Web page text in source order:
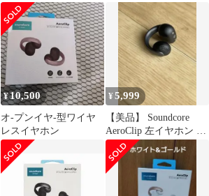
プ付きアンカー Anker
Soundcores Liberty 5,
AeroClip, AeroFit 2,
Liberty 4 Pro, C40i,
P40i, P30i, C30i, Libert
1
ック イヤホン
¥10,500
オ-プンイヤ-型ワイヤ
レスイヤホン
¥5,999
【美品】 Soundcore
AeroClip 左イヤホン の
み ブラック